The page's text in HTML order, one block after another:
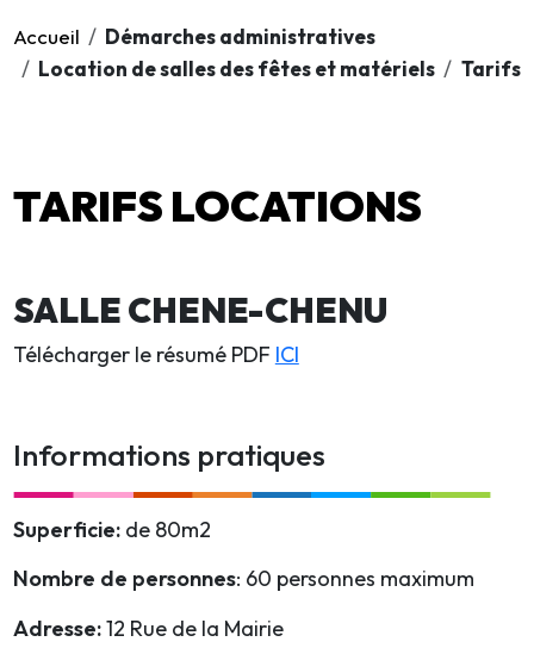
Accueil
Démarches administratives
Location de salles des fêtes et matériels
Tarifs
TARIFS LOCATIONS
SALLE CHENE-CHENU
Télécharger le résumé PDF ICI
Informations pratiques
Superficie:de 80m2
Nombre de personnes: 60 personnes maximum
Adresse:12 Rue de la Mairie